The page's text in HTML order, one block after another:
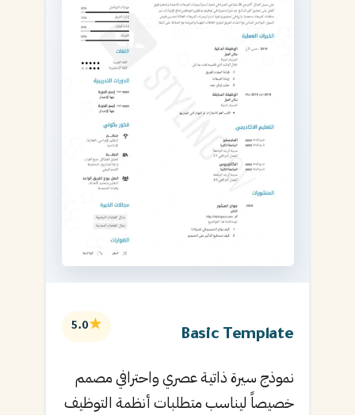
Basic Template
★
5.0
نموذج سيرة ذاتية عصري واحترافي مصمم
خصيصاً ليناسب متطلبات أنظمة التوظيف